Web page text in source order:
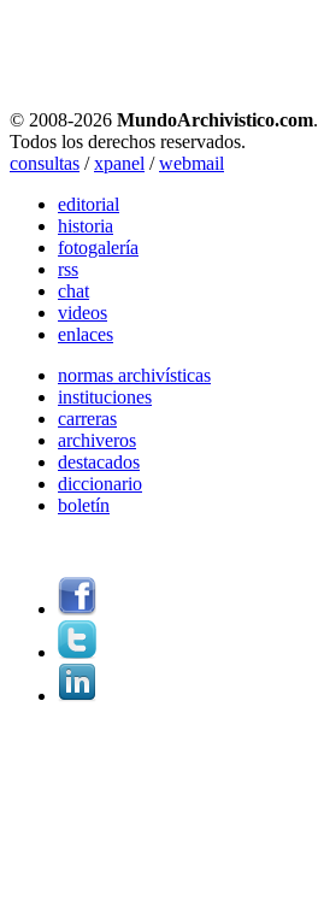
© 2008-2026 MundoArchivistico.com.
Todos los derechos reservados.
consultas /xpanel /webmail
editorial
historia
fotogalería
rss
chat
videos
enlaces
normas archivísticas
instituciones
carreras
archiveros
destacados
diccionario
boletín